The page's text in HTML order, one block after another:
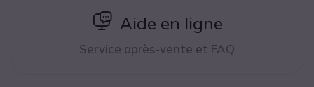
icon
Aide en ligne
Service après-vente et FAQ